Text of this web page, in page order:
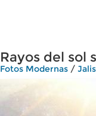
Rayos del sol
Fotos Modernas /